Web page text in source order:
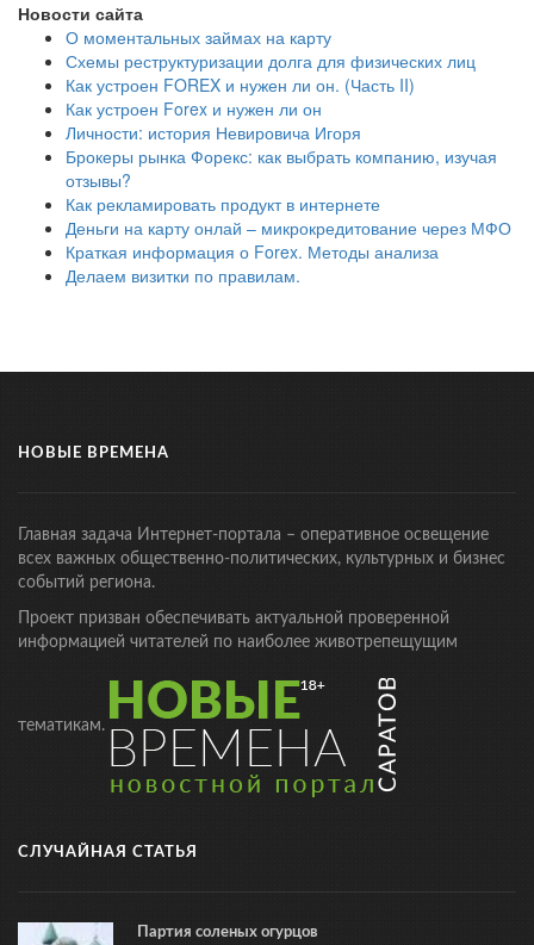
Новости сайта
О моментальных займах на карту
Схемы реструктуризации долга для физических лиц
Как устроен FOREX и нужен ли он. (Часть II)
Как устроен Forex и нужен ли он
Личности: история Невировича Игоря
Брокеры рынка Форекс: как выбрать компанию, изучая
отзывы?
Как рекламировать продукт в интернете
Деньги на карту онлай – микрокредитование через МФО
Краткая информация о Forex. Методы анализа
Делаем визитки по правилам.
НОВЫЕ ВРЕМЕНА
Главная задача Интернет-портала – оперативное освещение
всех важных общественно-политических, культурных и бизнес
событий региона.
Проект призван обеспечивать актуальной проверенной
информацией читателей по наиболее животрепещущим
тематикам.
СЛУЧАЙНАЯ СТАТЬЯ
Партия соленых огурцов